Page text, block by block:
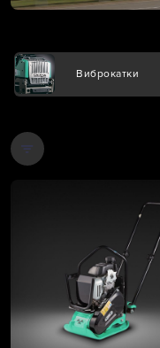
Виброкатки